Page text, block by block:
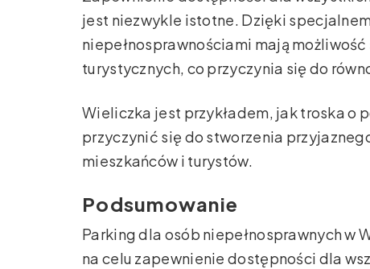
jest niezwykle istotne. Dzięki
niepełnosprawnościami mają
turystycznych, co przyczynia się do
Wieliczka jest przykładem, jak troska o
przyczynić się do stworzenia
mieszkańców i turystów.
Podsumowanie
Parking dla osób niepełnosprawnych w
na celu zapewnienie dostępności dla